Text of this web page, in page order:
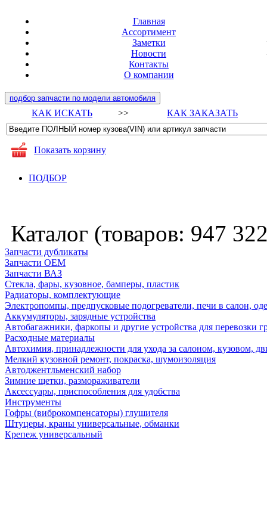
Главная
Ассортимент
Заметки
Новости
Контакты
О компании
подбор запчасти по модели автомобиля
КАК ИСКАТЬ >> КАК ЗАКАЗАТЬ
Показать корзину
ПОДБОР
Каталог (товаров: 947
Запчасти дубликаты
Запчасти ОЕМ
Запчасти ВАЗ
Стекла, фары, кузовное, бамперы, пластик
Радиаторы, комплектующие
Электропомпы, предпусковые подогреватели, печи в салон,
Аккумуляторы, зарядные устройства
Автобагажники, фаркопы и другие устройства для перевозки
Расходные материалы
Автохимия, принадлежности для ухода за салоном, кузовом,
Мелкий кузовной ремонт, покраска, шумоизоляция
Автоджентльменский набор
Зимние щетки, размораживатели
Аксессуары, приспособления для удобства
Инструменты
Гофры (виброкомпенсаторы) глушителя
Штуцеры, краны универсальные, обманки
Крепеж универсальный